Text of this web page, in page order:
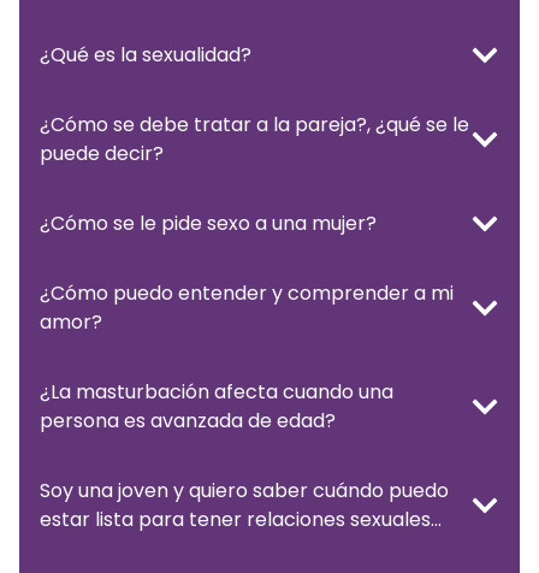
¿Qué es la sexualidad?
¿Cómo se debe tratar a la pareja?, ¿qué se le
puede decir?
¿Cómo se le pide sexo a una mujer?
¿Cómo puedo entender y comprender a mi
amor?
¿La masturbación afecta cuando una
persona es avanzada de edad?
Soy una joven y quiero saber cuándo puedo
estar lista para tener relaciones sexuales…